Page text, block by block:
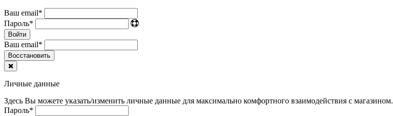
Ваш email*
Пароль*
Войти
Ваш email*
Воcстановить
Личные данные
Здесь Вы можете указать/изменить личные данные для максимально комфортного взаимодействия с магазином.
Пароль*